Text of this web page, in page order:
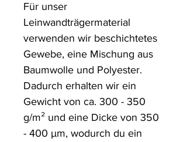
Für unser
Leinwandträgermaterial
verwenden wir beschichtetes
Gewebe, eine Mischung aus
Baumwolle und Polyester.
Dadurch erhalten wir ein
Gewicht von ca. 300 - 350
g/m² und eine Dicke von 350
- 400 µm, wodurch du ein